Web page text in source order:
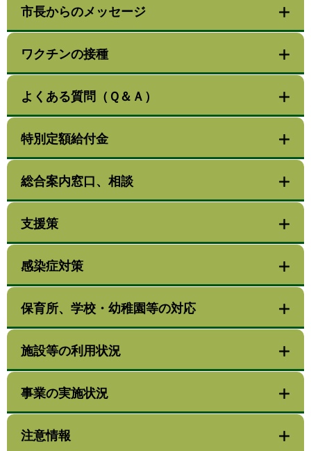
市長からのメッセージ
ワクチンの接種
よくある質問（Ｑ＆Ａ）
特別定額給付金
総合案内窓口、相談
支援策
感染症対策
保育所、学校・幼稚園等の対応
施設等の利用状況
事業の実施状況
注意情報